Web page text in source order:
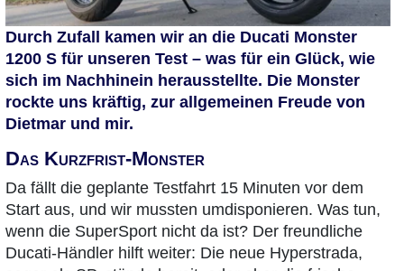
Durch Zufall kamen wir an die Ducati Monster
1200 S für unseren Test – was für ein Glück, wie
sich im Nachhinein herausstellte. Die Monster
rockte uns kräftig, zur allgemeinen Freude von
Dietmar und mir.
Das Kurzfrist-Monster
Da fällt die geplante Testfahrt 15 Minuten vor dem
Start aus, und wir mussten umdisponieren. Was tun,
wenn die SuperSport nicht da ist? Der freundliche
Ducati-Händler hilft weiter: Die neue Hyperstrada,